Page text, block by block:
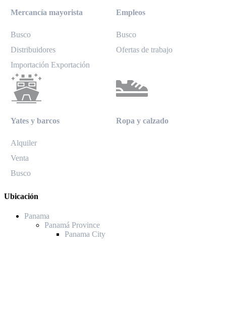
Mercancía mayorista
Busco
Distribuidores
Importación Exportación
Empleos
Busco
Ofertas de trabajo
Yates y barcos
Alquiler
Venta
Busco
Ropa y calzado
Ubicación
Panama
Panamá Province
Panama City